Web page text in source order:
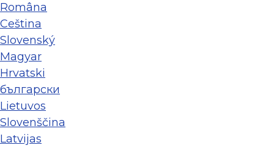
Româna
Ceština
Slovenský
Magyar
Hrvatski
български
Lietuvos
Slovenščina
Latvijas